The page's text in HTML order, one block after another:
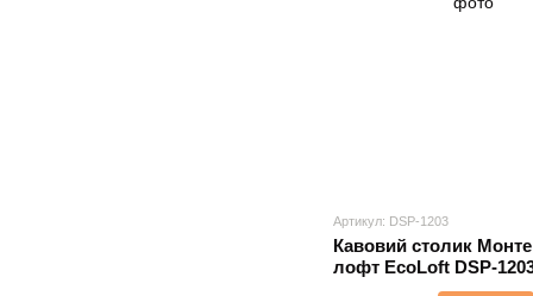
Артикул: DSP-1203
Кавовий столик Монте
лофт EcoLoft DSP-